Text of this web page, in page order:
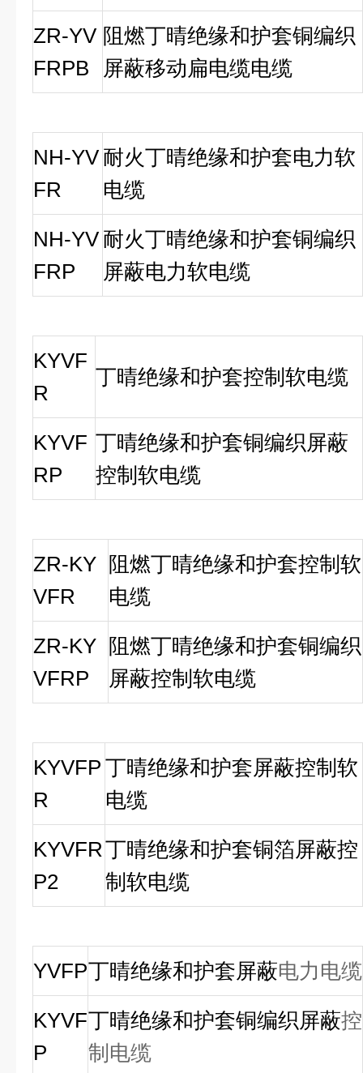
ZR-YV
FRPB
阻燃丁晴绝缘和护套铜编织
屏蔽移动扁电缆电缆
NH-YV
FR
耐火丁晴绝缘和护套电力软
电缆
NH-YV
FRP
耐火丁晴绝缘和护套铜编织
屏蔽电力软电缆
KYVF
R
丁晴绝缘和护套控制软电缆
KYVF
RP
丁晴绝缘和护套铜编织屏蔽
控制软电缆
ZR-KY
VFR
阻燃丁晴绝缘和护套控制软
电缆
ZR-KY
VFRP
阻燃丁晴绝缘和护套铜编织
屏蔽控制软电缆
KYVFP
R
丁晴绝缘和护套屏蔽控制软
电缆
KYVFR
P2
丁晴绝缘和护套铜箔屏蔽控
制软电缆
YVFP丁晴绝缘和护套屏蔽电力电缆
KYVF
P
丁晴绝缘和护套铜编织屏蔽控
制电缆